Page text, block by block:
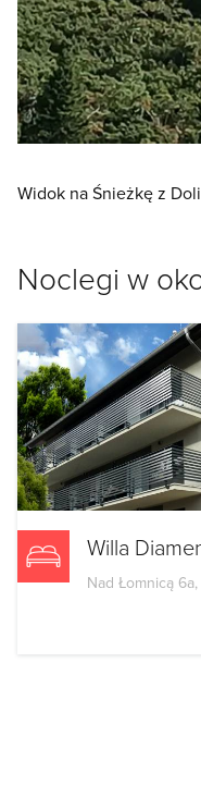
Widok na Śnieżkę z
Noclegi w
Willa
Nad Łomnicą